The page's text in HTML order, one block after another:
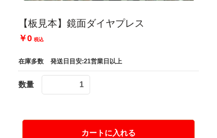
【板見本】鏡面ダイヤプレス
￥0 税込
在庫多数 発送日目安:21営業日以上
数量
カートに入れる